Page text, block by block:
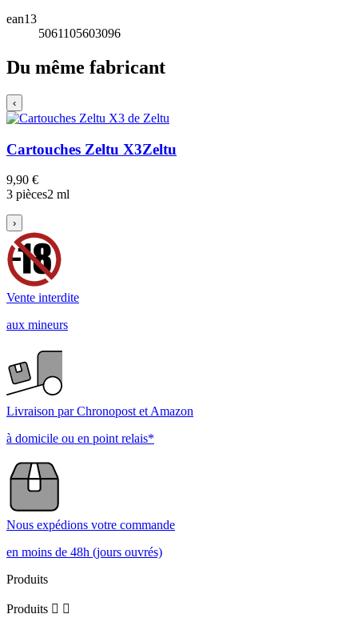
ean13
5061105603096
Du même fabricant
‹
Cartouches Zeltu X3Zeltu
9,90 €
3 pièces2 ml
›
Vente interdite
aux mineurs
Livraison par Chronopost et Amazon
à domicile ou en point relais*
Nous expédions votre commande
en moins de 48h (jours ouvrés)
Produits
Produits  